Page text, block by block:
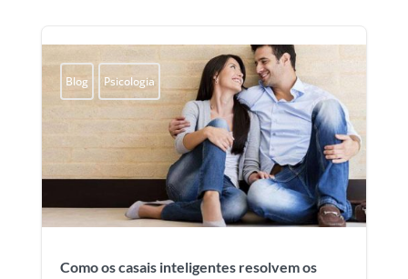
Blog Psicologia
Como os casais inteligentes resolvem os